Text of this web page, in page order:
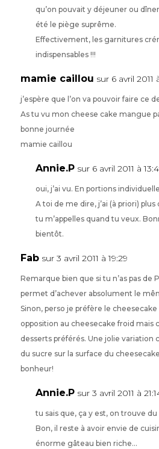
qu’on pouvait y déjeuner ou
été le piège suprême.
Effectivement, les garnitures
indispensables !!!
mamie caillou sur 6 avril 2011
j’espère que l’on va pouvoir faire ce
As tu vu mon cheese cake mangue
bonne journée
mamie caillou
Annie.P sur 6 avril 2011 à
oui, j’ai vu. En portions
A toi de me dire, j’ai (à priori)
tu m’appelles quand tu veux.
bientôt.
Fab sur 3 avril 2011 à 19:29
Remarque bien que si tu n’as pas de
permet d’achever absolument le
Sinon, perso je préfère le
opposition au cheesecake froid mais
desserts préférés. Une jolie variation
du sucre sur la surface du
bonheur!
Annie.P sur 3 avril 2011 à
tu sais que, ça y est, on trouve
Bon, il reste à avoir envie de
énorme gâteau bien riche…